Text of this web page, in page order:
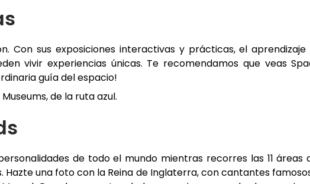
Con sus exposiciones interactivas y prácticas, el aprendizaje
vivir experiencias únicas. Te recomendamos que veas
guía del espacio!
de la ruta azul.
de todo el mundo mientras recorres las 11 áreas
Hazte una foto con la Reina de Inglaterra, con cantantes